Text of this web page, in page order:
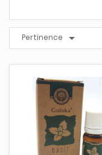
Pertinence 